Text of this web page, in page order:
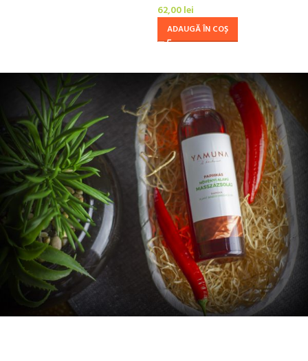
62,00lei
ADAUGĂ ÎN COȘ